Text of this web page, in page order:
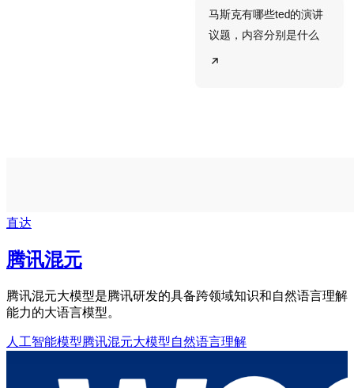
直达
腾讯混元
腾讯混元大模型是腾讯研发的具备跨领域知识和自然语言理解
能力的大语言模型。
人工智能模型腾讯混元大模型自然语言理解